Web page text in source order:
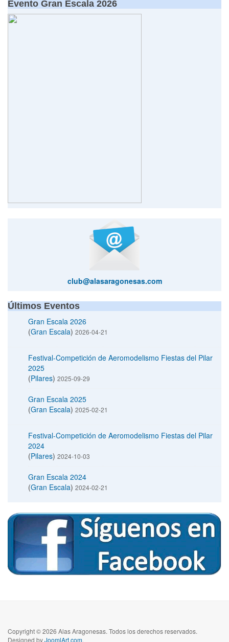
Evento Gran Escala 2026
club@alasaragonesas.com
Últimos Eventos
Gran Escala 2026
(Gran Escala) 2026-04-21
Festival-Competición de Aeromodelismo Fiestas del Pilar
2025
(Pilares) 2025-09-29
Gran Escala 2025
(Gran Escala) 2025-02-21
Festival-Competición de Aeromodelismo Fiestas del Pilar
2024
(Pilares) 2024-10-03
Gran Escala 2024
(Gran Escala) 2024-02-21
Copyright © 2026 Alas Aragonesas. Todos los derechos reservados.
Designed byJoomlArt.com.